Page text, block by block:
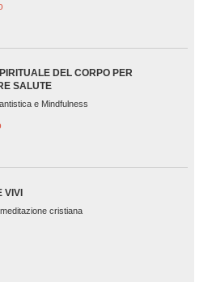
DEL CORPO PER
SALUTE
e Mindfulness
VIVI
cristiana